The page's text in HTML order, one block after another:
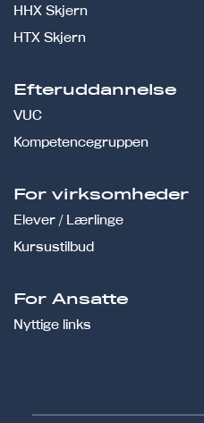
HHX Skjern
HTX Skjern
Efteruddannelse
VUC
Kompetencegruppen
For virksomheder
Elever / Lærlinge
Kursustilbud
For Ansatte
Nyttige links